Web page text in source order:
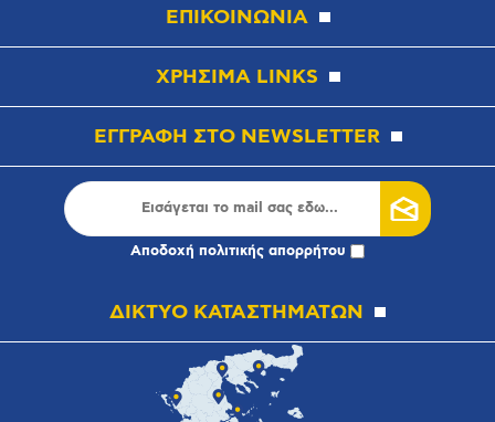
ΕΠΙΚΟΙΝΩΝΙΑ
ΧΡΗΣΙΜΑ LINKS
ΕΓΓΡΑΦΗ ΣΤΟ NEWSLETTER
Αποδοχή πολιτικής απορρήτου
ΔΙΚΤΥΟ ΚΑΤΑΣΤΗΜΑΤΩΝ